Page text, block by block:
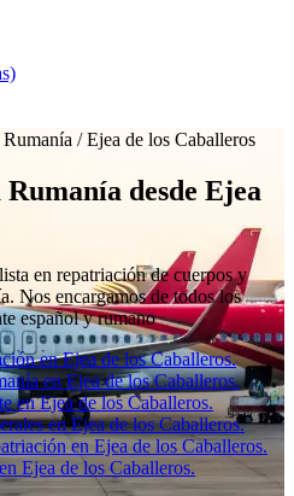
/Ejea de los Caballeros
desde Ejea
en repatriación de cuerpos y
Nos encargamos de todos los
español y rumano
en Ejea de los Caballeros.
en Ejea de los Caballeros.
en Ejea de los Caballeros.
en Ejea de los Caballeros.
en Ejea de los Caballeros.
Ejea de los Caballeros.